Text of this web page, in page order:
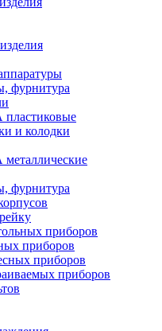
фурнитура
и колодки
фурнитура
приборов
приборов
приборов
приборов